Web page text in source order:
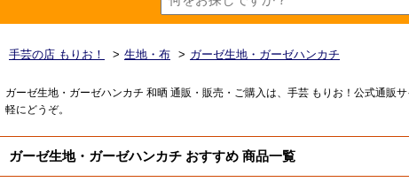
手芸の店 もりお！ > 生地・布 > ガーゼ生地・ガーゼハンカチ
ガーゼ生地・ガーゼハンカチ 和晒 通販・販売・ご購入は、手芸 もりお！公式通
軽にどうぞ。
ガーゼ生地・ガーゼハンカチ おすすめ 商品一覧